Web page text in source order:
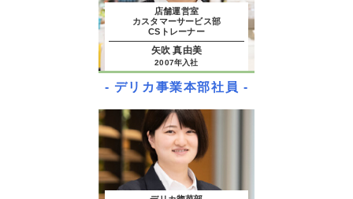
店舗運営室
カスタマーサービス部
CSトレーナー
矢吹 真由美
2007年入社
- デリカ事業本部社員 -